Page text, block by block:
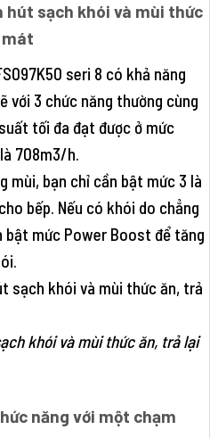
sạch khói và mùi thức
mát
seri 8 có khả năng
với 3 chức năng thường cùng
tối đa đạt được ở mức
708m3/h.
mùi, bạn chỉ cần bật mức 3 là
bếp. Nếu có khói do chẳng
bật mức Power Boost để tăng
khói và mùi thức ăn, trả lại
năng với một chạm